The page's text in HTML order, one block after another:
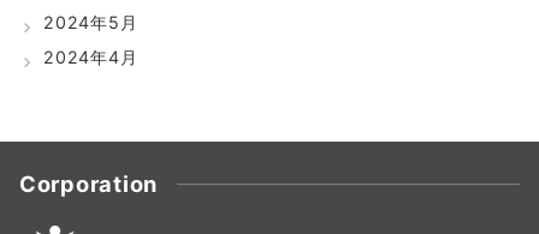
2024年5月
2024年4月
Corporation